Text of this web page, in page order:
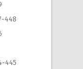
448
445